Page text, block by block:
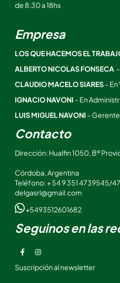
de 8:30 a 18hs
Empresa
LOS QUE HACEMOS EL
ALBERTO NICOLAS FONSECA
CLAUDIO MACELO SIARES–
IGNACIO NAVONI – En
LUIS MIGUEL NAVONI – Gerente
Contacto
Dirección: Hualfin 1050, Bº
Córdoba, Argentina
Teléfono: + 54 9 351 4739545/
delgasrl@gmail.com
+5493512601682
Seguinos en las
Suscripción al newsletter